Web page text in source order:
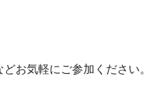
お気軽にご参加ください。